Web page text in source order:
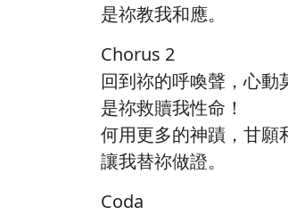
是祢教我和應。
Chorus 2
回到祢的呼喚聲，心動
是祢救贖我性命！
何用更多的神蹟，甘願
讓我替祢做證。
Coda